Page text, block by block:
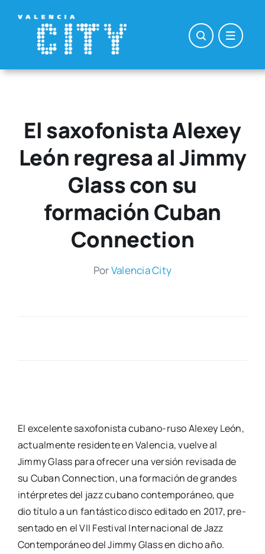
contenido
El saxofonista Alexey
León regresa al Jimmy
Glass con su
formación Cuban
Connection
PorValen­cia City
El exce­len­te saxo­fo­nis­ta cubano-ruso Ale­xey León,
actual­men­te resi­den­te en Valen­cia, vuel­ve al
Jimmy Glass para ofre­cer una ver­sión revi­sa­da de
su Cuban Con­nec­tion, una for­ma­ción de gran­des
intér­pre­tes del jazz cubano con­tem­po­rá­neo, que
dio títu­lo a un fan­tás­ti­co dis­co edi­ta­do en 2017, pre­
sen­ta­do en el VII Fes­ti­val Inter­na­cio­nal de Jazz
Con­tem­po­rá­neo del Jimmy Glass en dicho año.